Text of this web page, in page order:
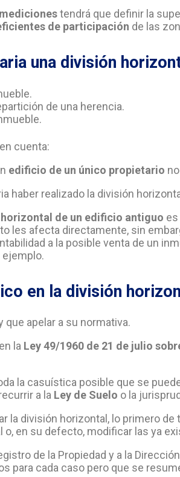
tendrá que definir la
de participación de las
una división
de una herencia.
cuenta:
edificio de un único propietario
haber realizado la división
de un edificio antiguo
les afecta directamente, sin
a la posible venta de un
ejemplo.
en la división
que apelar a su normativa.
la Ley 49/1960 de 21 de julio
la casuística posible que se
a la Ley de Suelo o la
la división horizontal, lo primero
en su defecto, modificar las ya
de la Propiedad y a la
para cada caso pero que se